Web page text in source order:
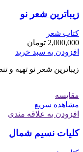
زیباترین شعر نو
کتاب شعر
2,000,000 تومان
افزودن به سبد خرید
زیباترین شعر نو تهیه و
مقایسه
مشاهده سریع
افزودن به علاقه مندی
کلیات نسیم شمال